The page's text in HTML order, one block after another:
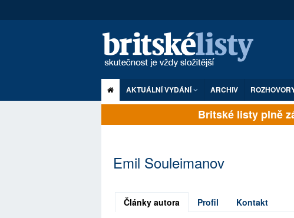
AKTUÁLNÍ VYDÁNÍ ARCHIV
Britské listy plně
Emil Souleimanov
Články autora Profil Kontakt